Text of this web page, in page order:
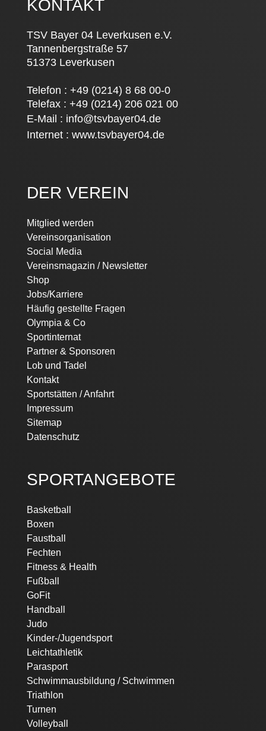
KONTAKT
TSV Bayer 04 Leverkusen e.V.
Tannenbergstraße 57
51373 Leverkusen
Telefon : +49 (0214) 8 68 00-0
Telefax : +49 (0214) 206 021 00
E-Mail : info@tsvbayer04.de
Internet : www.tsvbayer04.de
DER VEREIN
Navigation
überspringen
Mitglied werden
Vereinsorganisation
Social Media
Vereinsmagazin / Newsletter
Shop
Jobs/Karriere
Häufig gestellte Fragen
Olympia & Co
Sportinternat
Partner & Sponsoren
Lob und Tadel
Kontakt
Sportstätten / Anfahrt
Impressum
Sitemap
Datenschutz
SPORTANGEBOTE
Navigation
überspringen
Basketball
Boxen
Faustball
Fechten
Fitness & Health
Fußball
GoFit
Handball
Judo
Kinder-/Jugendsport
Leichtathletik
Parasport
Schwimmausbildung / Schwimmen
Triathlon
Turnen
Volleyball